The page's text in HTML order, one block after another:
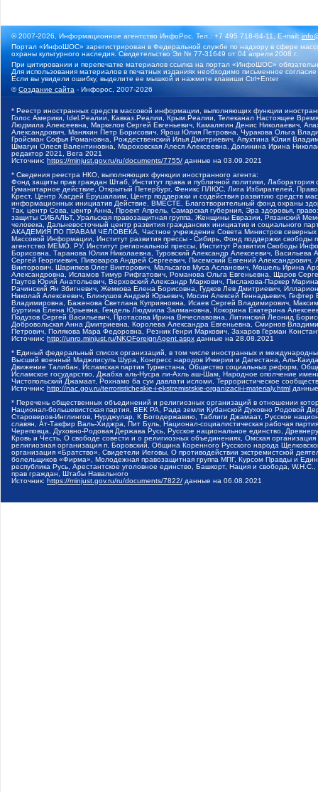
© 2007-2026, Информационное агентство ИнфоРос. Тел.: +7 495 718-84-11, E-mail:
Портал «ИнфоШОС» зарегистрирован в Федеральной службе по надзору в сфере
охраны культурного наследия. Свидетельство Эл № 77-31649 от 04 апреля 2008 г.
При цитировании и перепечатке материалов ссылка на портал «ИнфоШОС»
Для использования материалов в печатных изданиях необходимо письменное
Если вы увидели ошибку, выделите ее мышкой и нажмите клавиши Ctrl+Enter
©Создание сайта - Инфорос, 2007-2026
* Реестр иностранных средств массовой информации, выполняющих функции
Голос Америки, Idel.Реалии, Кавказ.Реалии, Крым.Реалии, Телеканал Настоящее
Людмила Алексеевна, Маркелов Сергей Евгеньевич, Камалягин Денис Николаевич,
Александрович, Маняхин Петр Борисович, Ярош Юлия Петровна, Чуракова Ольга
Гройсман Софья Романовна, Рождественский Илья Дмитриевич, Апухтина Юлия
Шмагун Олеся Валентиновна, Мароховская Алеся Алексеевна, Долинина Ирина
редактор 2021, Вега 2021
Источник: https://minjust.gov.ru/ru/documents/7755/ данные на 03.09.2021
* Сведения реестра НКО, выполняющих функции иностранного агента:
Фонд защиты прав граждан Штаб, Институт права и публичной политики,
Гуманитарное действие, Открытый Петербург, Феникс ПЛЮС, Лига Избирателей,
Крест, Центр Хасдей Ерушалаим, Центр поддержки и содействия развитию средств
информационных инициатив Действие, ВМЕСТЕ, Благотворительный фонд охраны
Так, центр Сова, центр Анна, Проект Апрель, Самарская губерния, Эра здоровья,
защиты СИБАЛЬТ, Уральская правозащитная группа, Женщины Евразии, Рязанский
человека, Дальневосточный центр развития гражданских инициатив и социального
АКАДЕМИЯ ПО ПРАВАМ ЧЕЛОВЕКА, Частное учреждение Совета Министров северных
Массовой Информации, Институт развития прессы - Сибирь, Фонд поддержки
агентство МЕМО. РУ, Институт региональной прессы, Институт Развития Свободы
Борисовна, Таранова Юлия Николаевна, Туровский Александр Алексеевич,
Сергей Георгиевич, Пивоваров Андрей Сергеевич, Писемский Евгений
Викторович, Шарипков Олег Викторович, Мальсагов Муса Асланович, Мошель Ирина
Александровна, Исламов Тимур Рифгатович, Романова Ольга Евгеньевна, Щаров
Паутов Юрий Анатольевич, Верховский Александр Маркович, Пислакова-Паркер
Рачинский Ян Збигневич, Жемкова Елена Борисовна, Гудков Лев Дмитриевич,
Николай Алексеевич, Блинушов Андрей Юрьевич, Мосин Алексей Геннадьевич,
Владимировна, Баженова Светлана Куприяновна, Исаев Сергей Владимирович,
Буртина Елена Юрьевна, Гендель Людмила Залмановна, Кокорина Екатерина
Подузов Сергей Васильевич, Протасова Ирина Вячеславовна, Литинский Леонид
Добровольская Анна Дмитриевна, Королева Александра Евгеньевна, Смирнов
Петрович, Полякова Мара Федоровна, Резник Генри Маркович, Захаров Герман
Источник: http://unro.minjust.ru/NKOForeignAgent.aspx данные на 28.08.2021
* Единый федеральный список организаций, в том числе иностранных и
Высший военный Маджлисуль Шура, Конгресс народов Ичкерии и Дагестана, Аль-
Движение Талибан, Исламская партия Туркестана, Общество социальных реформ,
Исламское государство, Джабха аль-Нусра ли-Ахль аш-Шам, Народное ополчение
Чистопольский Джамаат, Рохнамо ба суи давлати исломи, Террористическое
Источник: http://nac.gov.ru/terroristicheskie-i-ekstremistskie-organizacii-i-materialy.html
* Перечень общественных объединений и религиозных организаций в отношении
Национал-большевистская партия, ВЕК РА, Рада земли Кубанской Духовно Родовой
Староверов-Инглингов, Нурджулар, К Богодержавию, Таблиги Джамаат, Русское
славян, Ат-Такфир Валь-Хиджра, Пит Буль, Национал-социалистическая рабочая
Череповца, Духовно-Родовая Держава Русь, Русское национальное единство,
Кровь и Честь, О свободе совести и о религиозных объединениях, Омская
религиозная организация п. Боровский, Община Коренного Русского народа
организация «Братство», Свидетели Иеговы, О противодействии экстремистской
болельщиков «Фирма», Молодежная правозащитная группа МПГ, Курсом Правды и
республика Русь, Арестантское уголовное единство, Башкорт, Нация и свобода,
прав граждан, Штабы Навального
Источник: https://minjust.gov.ru/ru/documents/7822/ данные на 06.08.2021